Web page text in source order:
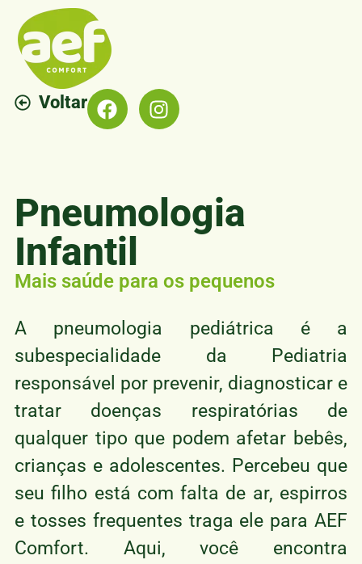
Voltar
Pneumologia
Infantil
Mais saúde para os pequenos
A pneumologia pediátrica é a
subespecialidade da Pediatria
responsável por prevenir, diagnosticar e
tratar doenças respiratórias de
qualquer tipo que podem afetar bebês,
crianças e adolescentes. Percebeu que
seu filho está com falta de ar, espirros
e tosses frequentes traga ele para AEF
Comfort. Aqui, você encontra